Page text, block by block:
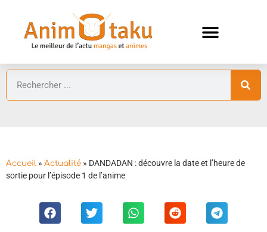
Accueil » Actualité » DANDADAN : découvre la date et l’heure de
sortie pour l’épisode 1 de l’anime